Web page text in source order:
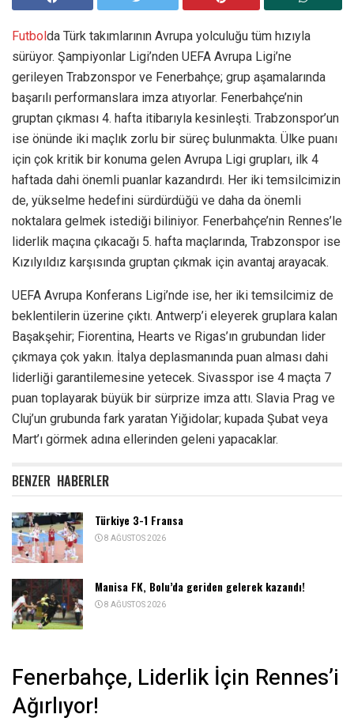
Futbolda Türk takımlarının Avrupa yolculuğu tüm hızıyla
sürüyor. Şampiyonlar Ligi’nden UEFA Avrupa Ligi’ne
gerileyen Trabzonspor ve Fenerbahçe; grup aşamalarında
başarılı performanslara imza atıyorlar. Fenerbahçe’nin
gruptan çıkması 4. hafta itibarıyla kesinleşti. Trabzonspor’un
ise önünde iki maçlık zorlu bir süreç bulunmakta. Ülke puanı
için çok kritik bir konuma gelen Avrupa Ligi grupları, ilk 4
haftada dahi önemli puanlar kazandırdı. Her iki temsilcimizin
de, yükselme hedefini sürdürdüğü ve daha da önemli
noktalara gelmek istediği biliniyor. Fenerbahçe’nin Rennes’le
liderlik maçına çıkacağı 5. hafta maçlarında, Trabzonspor ise
Kızılyıldız karşısında gruptan çıkmak için avantaj arayacak.
UEFA Avrupa Konferans Ligi’nde ise, her iki temsilcimiz de
beklentilerin üzerine çıktı. Antwerp’i eleyerek gruplara kalan
Başakşehir; Fiorentina, Hearts ve Rigas’ın grubundan lider
çıkmaya çok yakın. İtalya deplasmanında puan alması dahi
liderliği garantilemesine yetecek. Sivasspor ise 4 maçta 7
puan toplayarak büyük bir sürprize imza attı. Slavia Prag ve
Cluj’un grubunda fark yaratan Yiğidolar; kupada Şubat veya
Mart’ı görmek adına ellerinden geleni yapacaklar.
BENZER HABERLER
Türkiye 3-1 Fransa
8 AĞUSTOS 2026
Manisa FK, Bolu’da geriden gelerek kazandı!
8 AĞUSTOS 2026
Fenerbahçe, Liderlik İçin Rennes’i
Ağırlıyor!